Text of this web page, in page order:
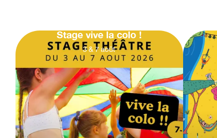
Stage vive la colo !
3 & 7 août